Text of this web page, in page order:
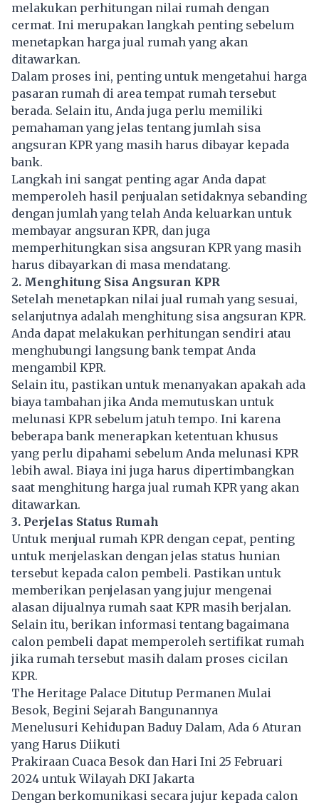
melakukan perhitungan nilai rumah dengan
cermat. Ini merupakan langkah penting sebelum
menetapkan harga jual rumah yang akan
ditawarkan.
Dalam proses ini, penting untuk mengetahui harga
pasaran rumah di area tempat rumah tersebut
berada. Selain itu, Anda juga perlu memiliki
pemahaman yang jelas tentang jumlah sisa
angsuran KPR yang masih harus dibayar kepada
bank.
Langkah ini sangat penting agar Anda dapat
memperoleh hasil penjualan setidaknya sebanding
dengan jumlah yang telah Anda keluarkan untuk
membayar angsuran KPR, dan juga
memperhitungkan sisa angsuran KPR yang masih
harus dibayarkan di masa mendatang.
2. Menghitung Sisa Angsuran KPR
Setelah menetapkan nilai jual rumahyang sesuai,
selanjutnya adalah menghitung sisa angsuran KPR.
Anda dapat melakukan perhitungan sendiri atau
menghubungi langsung bank tempat Anda
mengambil KPR.
Selain itu, pastikan untuk menanyakan apakah ada
biaya tambahan jika Anda memutuskan untuk
melunasi KPR sebelum jatuh tempo. Ini karena
beberapa bank menerapkan ketentuan khusus
yang perlu dipahami sebelum Anda melunasi KPR
lebih awal. Biaya ini juga harus dipertimbangkan
saat menghitung harga jual rumah KPR yang akan
ditawarkan.
3. Perjelas Status Rumah
Untuk menjual rumah KPR dengan cepat, penting
untuk menjelaskan dengan jelas status hunian
tersebut kepada calon pembeli. Pastikan untuk
memberikan penjelasan yang jujur mengenai
alasan dijualnya rumah saat KPR masih berjalan.
Selain itu, berikan informasi tentang bagaimana
calon pembeli dapat memperoleh sertifikat rumah
jika rumah tersebut masih dalam proses cicilan
KPR.
The Heritage Palace Ditutup Permanen Mulai
Besok, Begini Sejarah Bangunannya
Menelusuri Kehidupan Baduy Dalam, Ada 6 Aturan
yang Harus Diikuti
Prakiraan Cuaca Besok dan Hari Ini 25 Februari
2024 untuk Wilayah DKI Jakarta
Dengan berkomunikasi secara jujur kepada calon